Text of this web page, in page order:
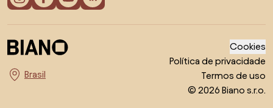
Escolha o país
Cookies
Política de privacidade
Termos de uso
© 2026 Biano s.r.o.